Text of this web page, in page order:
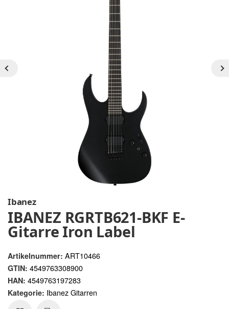
Ibanez
IBANEZ RGRTB621-BKF E-
Gitarre Iron Label
Artikelnummer: ART10466
GTIN: 4549763308900
HAN: 4549763197283
Kategorie: Ibanez Gitarren